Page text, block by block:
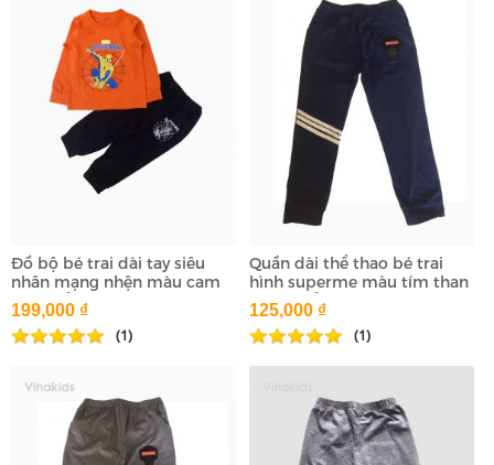
Đồ bộ bé trai dài tay siêu
nhân mạng nhện màu cam
(1-7 tuổi)
199,000 ₫
(1)
Quần dài thể thao bé trai
hình superme màu tím than
(7-11 tuổi)
125,000 ₫
(1)